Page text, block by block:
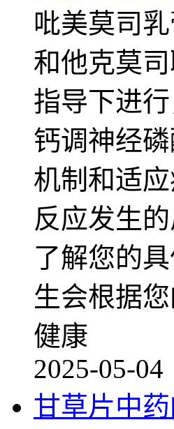
吡美莫司
和他克莫
指导下进
钙调神经
机制和适
反应发生
了解您的
生会根据
健康
2025-05-04
甘草片中